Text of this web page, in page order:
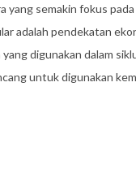
yang semakin fokus
adalah pendekatan
yang digunakan dalam
untuk digunakan